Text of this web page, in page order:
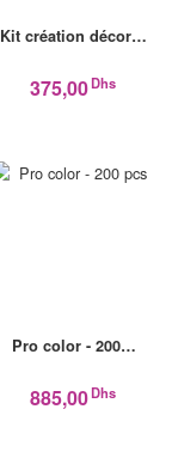
Kit création décor…
375,00Dhs
Pro color - 200…
885,00Dhs